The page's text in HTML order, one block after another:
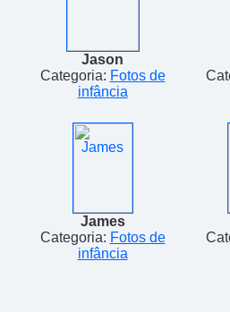
Jason
Categoria: Fotos de
infância
James
Categoria: Fotos de
infância